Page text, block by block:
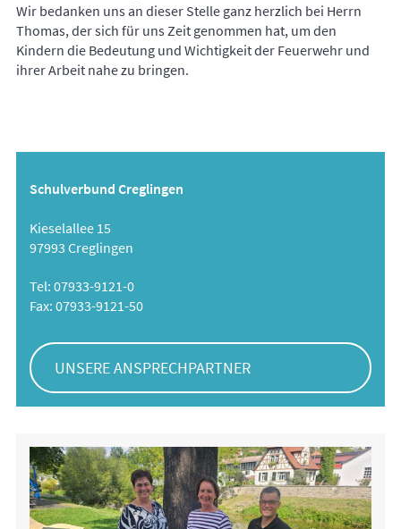
Wir bedanken uns an dieser Stelle ganz herzlich bei Herrn
Thomas, der sich für uns Zeit genommen hat, um den
Kindern die Bedeutung und Wichtigkeit der Feuerwehr und
ihrer Arbeit nahe zu bringen.
Schulverbund Creglingen
Kieselallee 15
97993 Creglingen
Tel: 07933-9121-0
Fax: 07933-9121-50
UNSERE ANSPRECHPARTNER